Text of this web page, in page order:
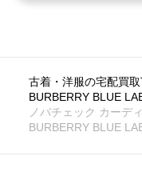
古着・洋服の宅配買
BURBERRY BLUE
ノバチェック カーデ
BURBERRY BLUE